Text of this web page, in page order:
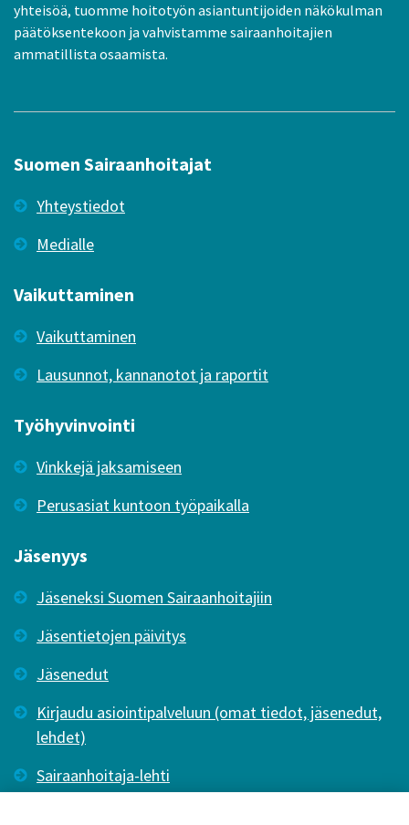
yhteisöä, tuomme hoitotyön asiantuntijoiden näkökulman
päätöksentekoon ja vahvistamme sairaanhoitajien
ammatillista osaamista.
Suomen Sairaanhoitajat
Yhteystiedot
Medialle
Vaikuttaminen
Vaikuttaminen
Lausunnot, kannanotot ja raportit
Työhyvinvointi
Vinkkejä jaksamiseen
Perusasiat kuntoon työpaikalla
Jäsenyys
Jäseneksi Suomen Sairaanhoitajiin
Jäsentietojen päivitys
Jäsenedut
Kirjaudu asiointipalveluun (omat tiedot, jäsenedut,
lehdet)
Sairaanhoitaja-lehti